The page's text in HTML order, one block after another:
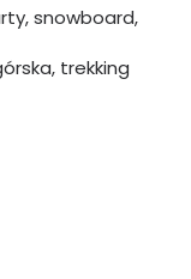
snowboard,
trekking